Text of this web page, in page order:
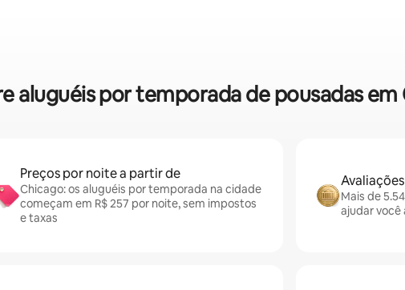
aluguéis por temporada de pousadas em
Preços por noite a partir de
Chicago: os aluguéis por temporada na cidade
começam em R$ 257 por noite, sem impostos
e taxas
Mais de
ajudar você